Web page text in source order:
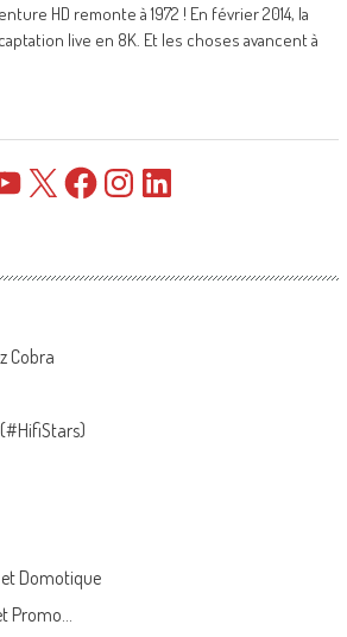
HD remonte à 1972 ! En février 2014, la
live en 8K. Et les choses avancent à
FacebookInstagramLinkedIn
Cobra
Domotique
Promo…